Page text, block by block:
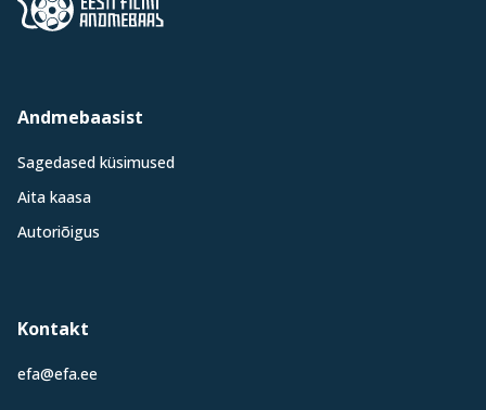
Andmebaasist
Sagedased küsimused
Aita kaasa
Autoriõigus
Kontakt
efa@efa.ee